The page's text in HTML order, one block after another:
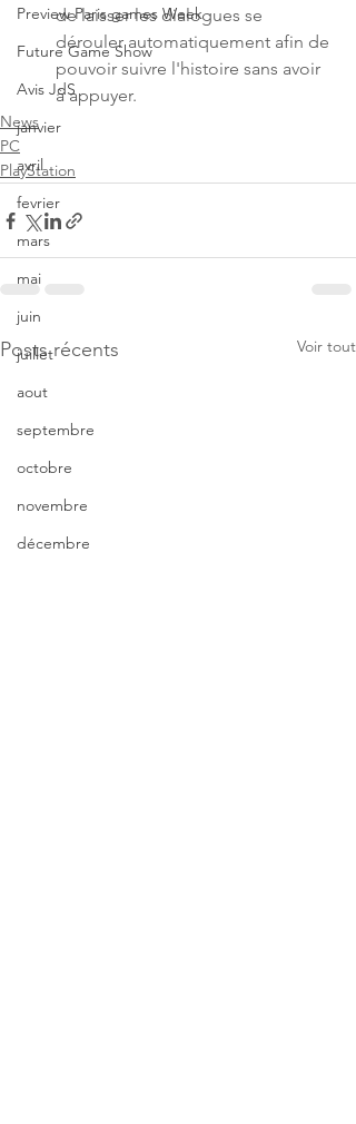
Preview Paris games Week
Future Game Show
Avis JdS
janvier
avril
fevrier
mars
mai
juin
juillet
aout
septembre
octobre
novembre
décembre
de laisser les dialogues se
dérouler automatiquement afin de
pouvoir suivre l'histoire sans avoir
à appuyer.
News
PC
PlayStation
Posts récents Voir tout